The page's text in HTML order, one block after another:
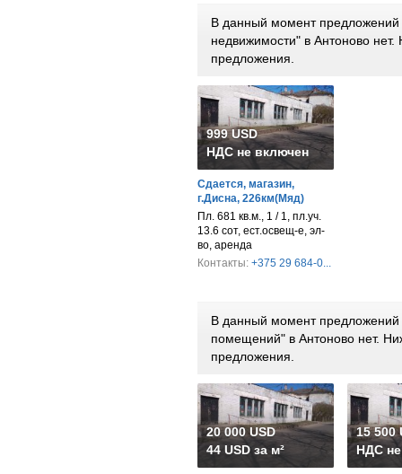
В данный момент предложений
недвижимости" в Антоново
предложения.
999 USD
НДС не включен
Сдается, магазин,
г.Дисна, 226км(Мяд)
Пл. 681 кв.м., 1 / 1, пл.уч.
13.6 сот, ест.освещ-е, эл-
во, аренда
Контакты: +375 29 684-0...
В данный момент предложений
помещений" в Антоново нет.
предложения.
20 000 USD
44 USD за м²
15 500
НДС